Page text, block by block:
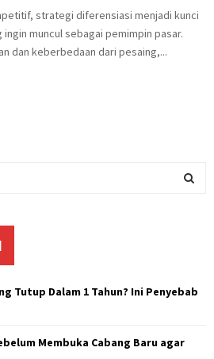
strategi diferensiasi menjadi kunci
muncul sebagai pemimpin pasar.
dan keberbedaan dari pesaing,...
Tutup Dalam 1 Tahun? Ini Penyebab
Membuka Cabang Baru agar